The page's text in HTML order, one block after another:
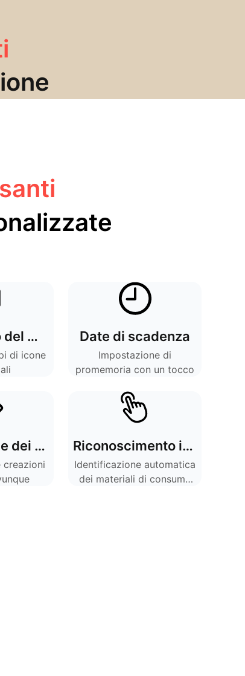
Inserimento del materiale
di icone
Date di scadenza
Impostazione di
promemoria con un tocco
Condivisione dei post
creazioni
Riconoscimento intelligente
Identificazione automatica
dei materiali di consumo